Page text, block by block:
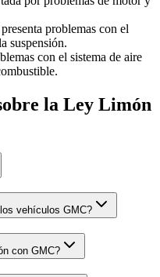
problemas con el
suspensión.
con el sistema de aire
la Ley Limón
vehículos GMC?
con GMC?